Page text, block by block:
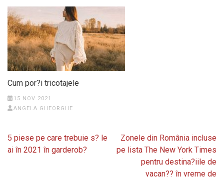
Cum por?i tricotajele
15 NOV 2021
ANGELA GHEORGHE
Post
navigation
5 piese pe care trebuie s? le
ai în 2021 în garderob?
Zonele din România incluse
pe lista The New York Times
pentru destina?iile de
vacan?? în vreme de